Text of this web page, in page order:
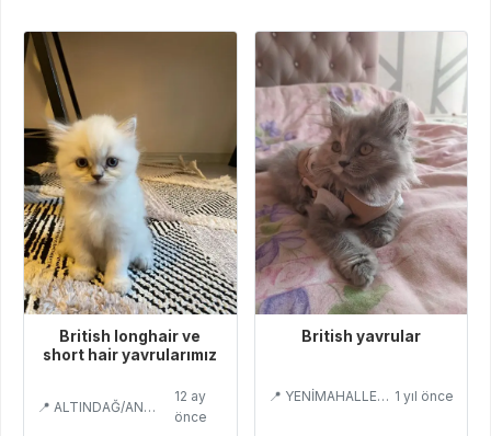
British longhair ve
short hair yavrularımız
📍 ALTINDAĞ/ANKARA
12 ay
önce
British yavrular
📍 YENİMAHALLE/ANKARA 1 yıl önce